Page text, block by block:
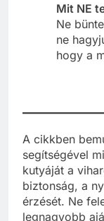
Mit NE
Ne
ne
hogy a
A cikkben
segítségével
kutyáját a
biztonság, a
érzését. Ne
legnagyobb